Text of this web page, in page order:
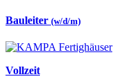
Bauleiter (w/d/m)
Vollzeit